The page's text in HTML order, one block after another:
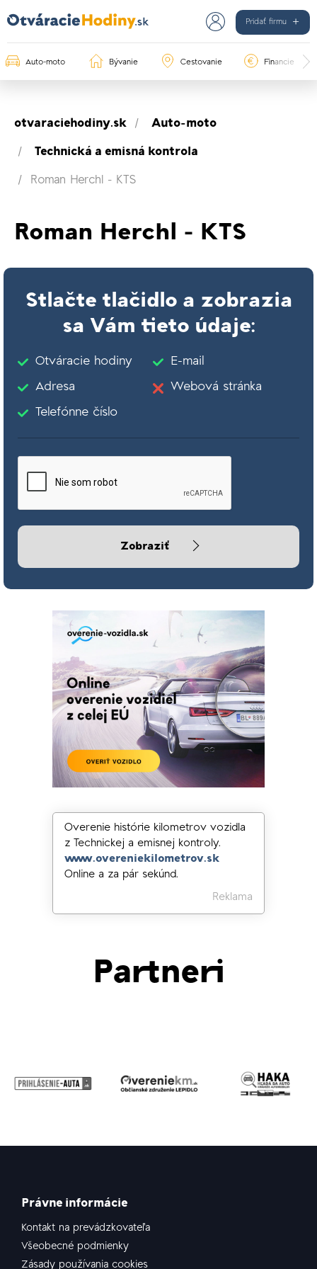
Pridať firmu
Auto-moto Bývanie Cestovanie Financie
otvaraciehodiny.sk Auto-moto
Technická a emisná kontrola
Roman Herchl - KTS
Roman Herchl - KTS
Stlačte tlačidlo a zobrazia
sa Vám tieto údaje:
Otváracie hodiny
Adresa
Telefónne číslo
E-mail
Webová stránka
Zobraziť
Overenie histórie kilometrov vozidla
z Technickej a emisnej kontroly.
www.overeniekilometrov.sk
Online a za pár sekúnd.
Reklama
Partneri
Právne informácie
Kontakt na prevádzkovateľa
Všeobecné podmienky
Zásady používania cookies